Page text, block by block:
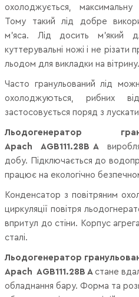
охолоджується, максимальну
Тому такий лід добре
м'яса. Лід досить м'який
куттерувальні ножі і не різати
льодом для викладки на вітрину.
Часто гранульований лід
охолоджуються, рибних
застосовується поряд з
Льодогенератор
Apach AGB111.28B A
добу. Підключається до
працює на екологічно
Конденсатор з повітряним
циркуляції повітря
впритул до стіни. Корпус
сталі.
Льодогенератор
Apach AGB111.28B A стане
обладнання бару. Форма та